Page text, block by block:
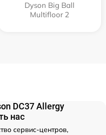
Dyson Big Ball
Multifloor 2
DC37 Allergy
нас
сервис-центров,